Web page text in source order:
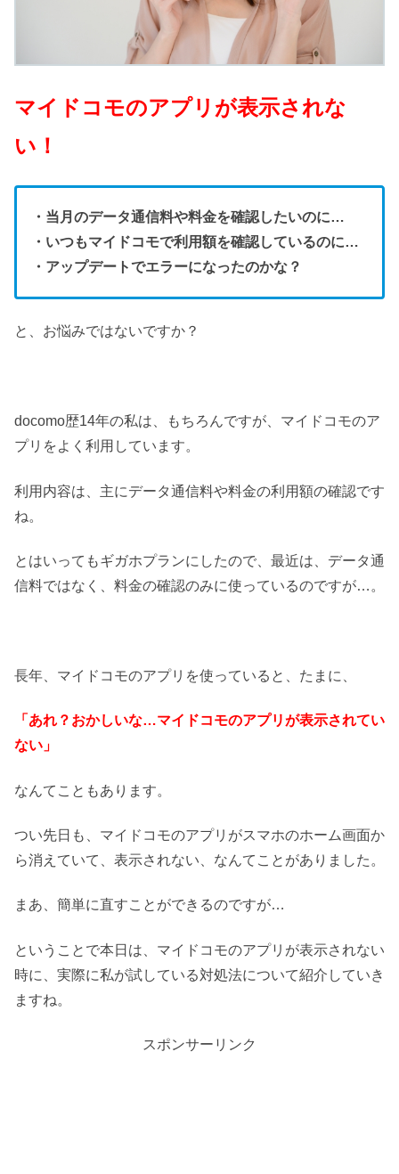
マイドコモのアプリが表示されな
い！
・当月のデータ通信料や料金を確認したいのに…
・いつもマイドコモで利用額を確認しているのに…
・アップデートでエラーになったのかな？
と、お悩みではないですか？
docomo歴14年の私は、もちろんですが、マイドコモのア
プリをよく利用しています。
利用内容は、主にデータ通信料や料金の利用額の確認です
ね。
とはいってもギガホプランにしたので、最近は、データ通
信料ではなく、料金の確認のみに使っているのですが…。
長年、マイドコモのアプリを使っていると、たまに、
「あれ？おかしいな…マイドコモのアプリが表示されてい
ない」
なんてこともあります。
つい先日も、マイドコモのアプリがスマホのホーム画面か
ら消えていて、表示されない、なんてことがありました。
まあ、簡単に直すことができるのですが…
ということで本日は、マイドコモのアプリが表示されない
時に、実際に私が試している対処法について紹介していき
ますね。
スポンサーリンク